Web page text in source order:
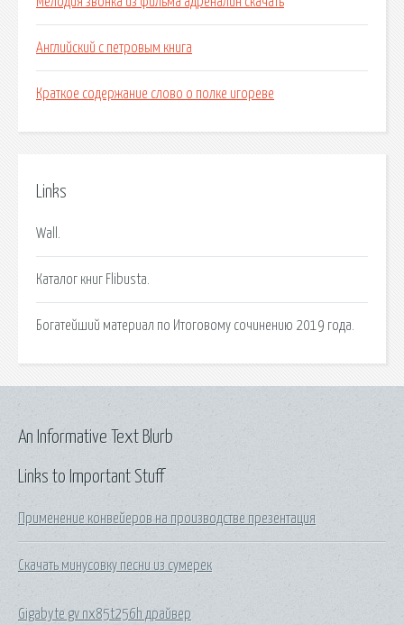
Английский с петровым книга
Краткое содержание слово о полке игореве
Links
Wall.
Каталог книг Flibusta.
Богатейший материал по Итоговому сочинению 2019 года.
Links to Important Stuff
Применение конвейеров на производстве презентация
Скачать минусовку песни из сумерек
Gigabyte gv nx85t256h драйвер
An Informative Text Blurb